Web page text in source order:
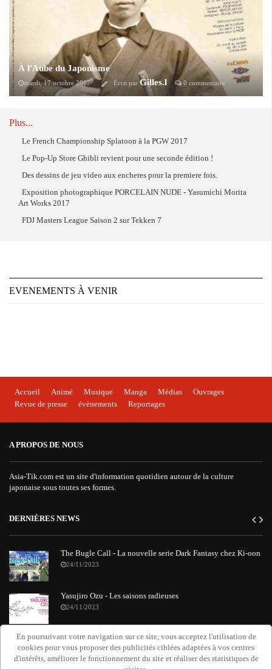
À l'Aube du Japonisme
mardi, 17 octobre 2017 Écrit par Gilles.l 0 commentaire
Pour fêter ses 20 ans d'ouverture, la Maison de la culture du Japon de
remarquables et souvent inédites en France : maquettes de maisons
peintures et estampes.
Plus...
Le French Championship Splatoon à la PGW 2017
Le Pop-Up Store Ghibli revient pour une seconde édition !
Des dessins de jeu video aux encheres pour la premiere fois.
Exposition photographique PORCELAIN NUDE - Yasumichi Morita
Art Works 2017
FDJ Masters League Saison 2 sur Tekken 7
EVENEMENTS À VENIR
Accueil Animé Musique Manga Médias
Ouvrages
Revue de presse
évènements Reportages
A PROPOS DE NOUS
Asia-Tik.com est un site d'information quotidien autour de la culture
japonaise sous toutes ses formes.
DERNIÈRES NEWS
The Bugle Call - La nouvelle serie Dark Fantasy chez Ki-oon
24/11/2023
Yasujiro Ozu - Les saisons radieuses
24/11/2023
"Requiem Attack on Titan" : le nouvel album orchestral de
Grissini Project
20/11/2023
En poursuivant votre navigation sur ce site, vous acceptez l'utilisation de
cookies pour vous proposer des publicités ciblées adaptées à vos centres
d'intérêts, améliorer le fonctionnement du site et réaliser des statistiques de